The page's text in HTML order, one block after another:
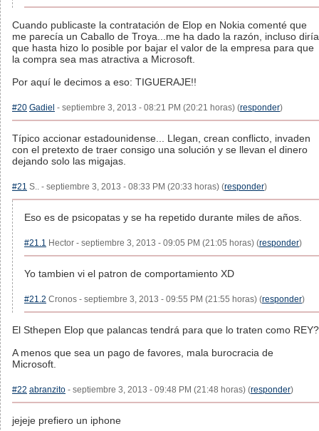
Cuando publicaste la contratación de Elop en Nokia comenté que
me parecía un Caballo de Troya...me ha dado la razón, incluso diría
que hasta hizo lo posible por bajar el valor de la empresa para que
la compra sea mas atractiva a Microsoft.
Por aquí le decimos a eso: TIGUERAJE!!
#20 Gadiel - septiembre 3, 2013 - 08:21 PM (20:21 horas) (responder)
Típico accionar estadounidense... Llegan, crean conflicto, invaden
con el pretexto de traer consigo una solución y se llevan el dinero
dejando solo las migajas.
#21 S.. - septiembre 3, 2013 - 08:33 PM (20:33 horas) (responder)
Eso es de psicopatas y se ha repetido durante miles de años.
#21.1 Hector - septiembre 3, 2013 - 09:05 PM (21:05 horas) (responder)
Yo tambien vi el patron de comportamiento XD
#21.2 Cronos - septiembre 3, 2013 - 09:55 PM (21:55 horas) (responder)
El Sthepen Elop que palancas tendrá para que lo traten como REY?
A menos que sea un pago de favores, mala burocracia de
Microsoft.
#22 abranzito - septiembre 3, 2013 - 09:48 PM (21:48 horas) (responder)
jejeje prefiero un iphone